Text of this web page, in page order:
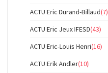
ACTU Eric Durand-Billaud(7)
ACTU Eric Jeux IFESD(43)
ACTU Eric-Louis Henri(16)
ACTU Erik Andler(10)